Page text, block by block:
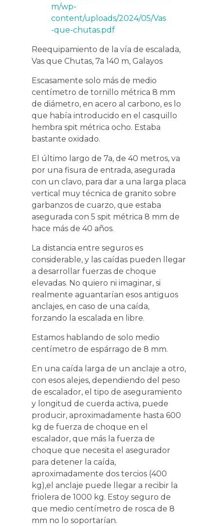
m/wp-
content/uploads/2024/05/Vas
-que-chutas.pdf
Reequipamiento de la vía de escalada,
Vas que Chutas, 7a 140 m, Galayos
Escasamente solo más de medio
centímetro de tornillo métrica 8 mm
de diámetro, en acero al carbono, es lo
que había introducido en el casquillo
hembra spit métrica ocho. Estaba
bastante oxidado.
El último largo de 7a, de 40 metros, va
por una fisura de entrada, asegurada
con un clavo, para dar a una larga placa
vertical muy técnica de granito sobre
garbanzos de cuarzo, que estaba
asegurada con 5 spit métrica 8 mm de
hace más de 40 años.
La distancia entre seguros es
considerable, y las caídas pueden llegar
a desarrollar fuerzas de choque
elevadas. No quiero ni imaginar, si
realmente aguantarían esos antiguos
anclajes, en caso de una caída,
forzando la escalada en libre.
Estamos hablando de solo medio
centímetro de espárrago de 8 mm.
En una caída larga de un anclaje a otro,
con esos alejes, dependiendo del peso
de escalador, el tipo de aseguramiento
y longitud de cuerda activa, puede
producir, aproximadamente hasta 600
kg de fuerza de choque en el
escalador, que más la fuerza de
choque que necesita el asegurador
para detener la caída,
aproximadamente dos tercios (400
kg),el anclaje puede llegar a recibir la
friolera de 1000 kg. Estoy seguro de
que medio centímetro de rosca de 8
mm no lo soportarían.